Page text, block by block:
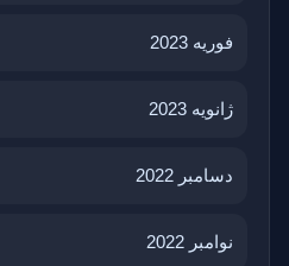
فوریه 2023
ژانویه 2023
دسامبر 2022
نوامبر 2022